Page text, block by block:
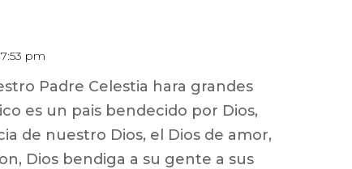
pm
Padre Celestia hara grandes
es un pais bendecido por Dios,
de nuestro Dios, el Dios de amor,
Dios bendiga a su gente a sus